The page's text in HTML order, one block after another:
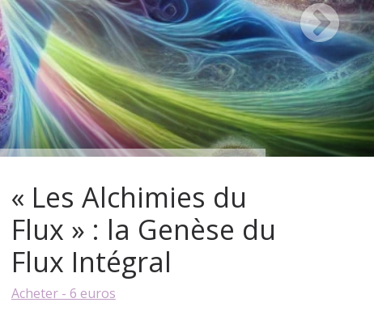
« Les Alchimies du
Flux » : la Genèse du
Flux Intégral
Acheter - 6 euros